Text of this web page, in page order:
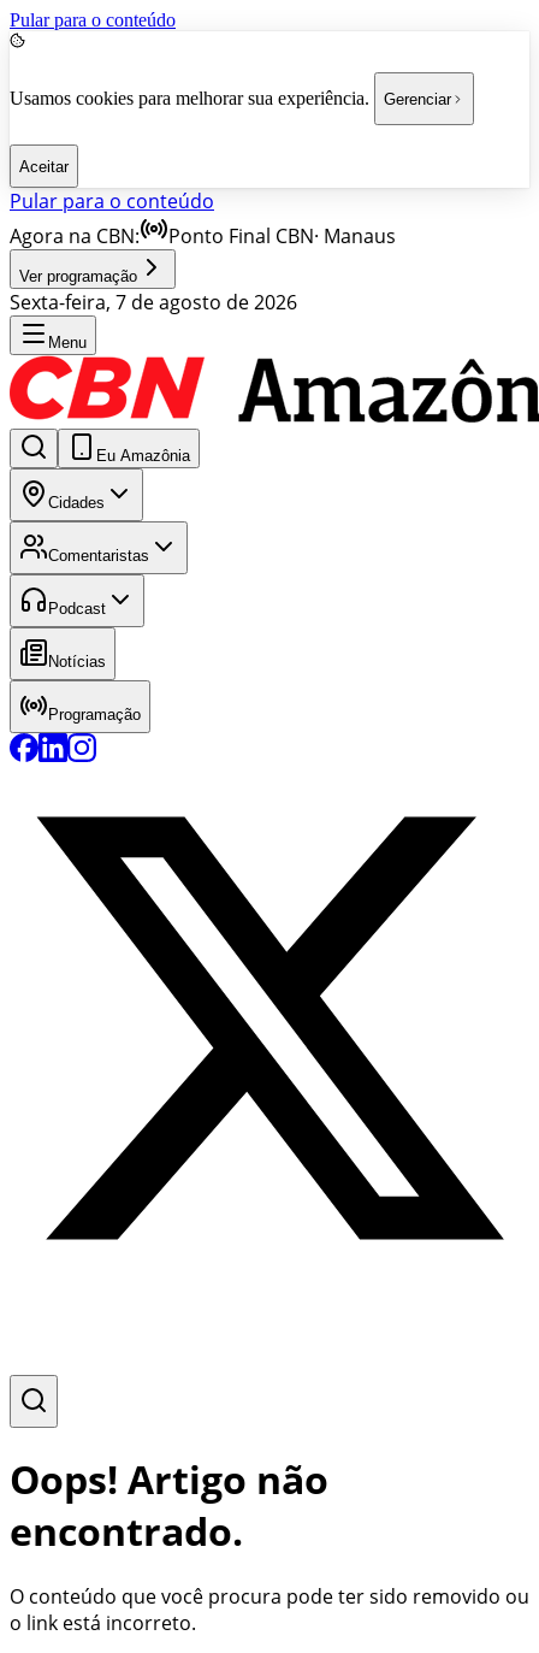
Pular para o conteúdo
Usamos cookies para melhorar sua experiência. Gerenciar
Aceitar
Pular para o conteúdo
Agora na CBN:
Ponto Final CBN· Manaus
Ver programação
Sexta-feira, 7 de agosto de 2026
Menu
Eu Amazônia
Cidades
Comentaristas
Podcast
Notícias
Programação
Oops! Artigo não
encontrado.
O conteúdo que você procura pode ter sido removido ou
o link está incorreto.